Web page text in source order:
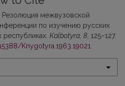
Резолюция межвузовской
по изучению русских
Kalbotyra 8 , 125–127.
Knygotyra.1963.19021